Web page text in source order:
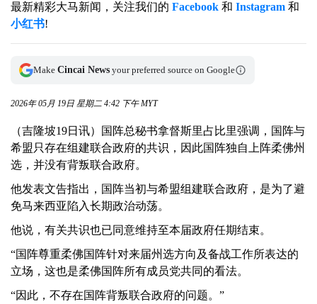
最新精彩大马新闻，关注我们的 Facebook 和 Instagram 和
小红书!
Make Cincai News your preferred source on Google
2026年 05月 19日 星期二 4:42 下午 MYT
（吉隆坡19日讯）国阵总秘书拿督斯里占比里强调，国阵与
希盟只存在组建联合政府的共识，因此国阵独自上阵柔佛州
选，并没有背叛联合政府。
他发表文告指出，国阵当初与希盟组建联合政府，是为了避
免马来西亚陷入长期政治动荡。
他说，有关共识也已同意维持至本届政府任期结束。
“国阵尊重柔佛国阵针对来届州选方向及备战工作所表达的
立场，这也是柔佛国阵所有成员党共同的看法。
“因此，不存在国阵背叛联合政府的问题。”